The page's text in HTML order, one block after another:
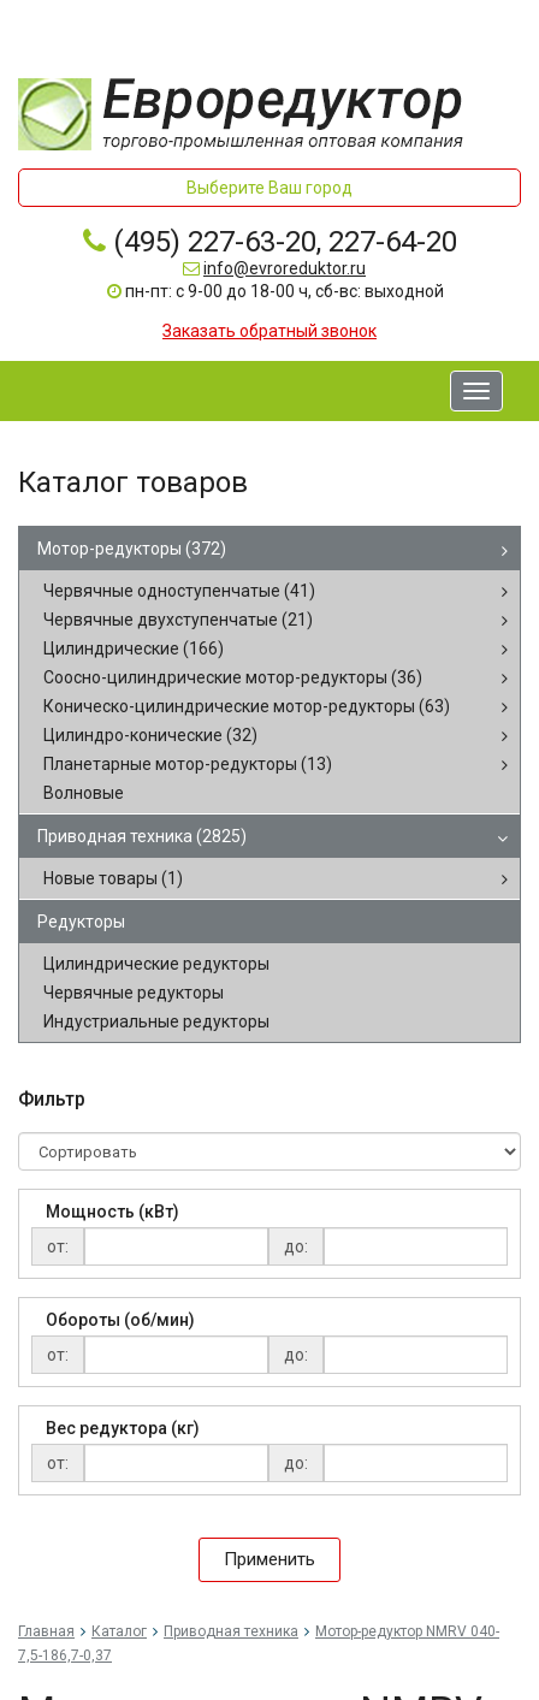
Выберите Ваш город
(495) 227-63-20, 227-64-20
info@evroreduktor.ru
пн-пт: с 9-00 до 18-00 ч, сб-вс: выходной
Заказать обратный звонок
Toggle
Каталог товаров
Мотор-редукторы (372)
Червячные одноступенчатые (41)
Червячные двухступенчатые (21)
Цилиндрические (166)
Соосно-цилиндрические мотор-редукторы (36)
Коническо-цилиндрические мотор-редукторы (63)
Цилиндро-конические (32)
Планетарные мотор-редукторы (13)
Волновые
Приводная техника (2825)
Новые товары (1)
Редукторы
Цилиндрические редукторы
Червячные редукторы
Индустриальные редукторы
Фильтр
Мощность (кВт)
от:
до:
Обороты (об/мин)
от:
до:
Вес редуктора (кг)
от:
до:
Применить
Главная Каталог Приводная техника
Мо­тор-ре­дук­тор NMRV 040-
7,5-186,7-0,37